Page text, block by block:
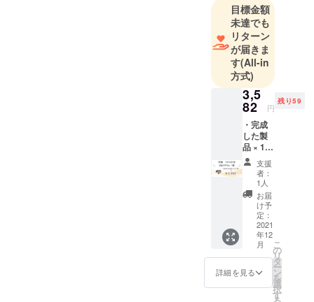
生活に少し
でもワクワ
ク感を感じ
るような商
品を皆様に
お届けすべ
く取り組ん
でおりま
す。 皆様の
ご支援をど
うぞよろし
くお願い致
目標金額
未達でも
リターン
が届きま
す(All-in
方式)
3,5
82 円
残り59
・完成
した製
品 × 1点
［一般
販売予
定価格
3,980円
10%OF
F］ ※色
は4色か
らお選
びいた
だけま
す。 ※
皆様の
支援
者：
1人
お届
け予
定：
2021
年12
月
詳細を見る
こ
の
リ
タ
ー
ン
を
選
択
す